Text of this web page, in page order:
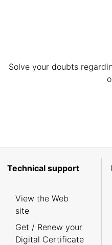
Solve your doubts
Technical support
View the Web
site
Get / Renew your
Digital Certificate